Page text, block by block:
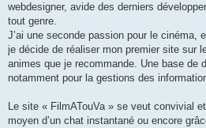
webdesigner, avide des derniers
tout genre.
J’ai une seconde passion pour le cinéma,
je décide de réaliser mon premier site sur
animes que je recommande. Une base de
notamment pour la gestions des
Le site « FilmATouVa » se veut convivial
moyen d’un chat instantané ou encore